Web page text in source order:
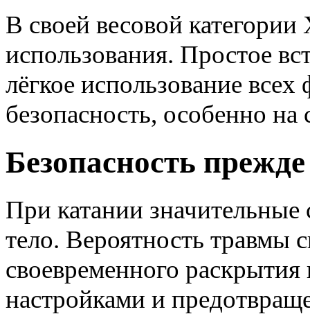
В своей весовой
использования. Простое
лёгкое использование
безопасность, особенно
Безопасность прежде
При катании
тело. Вероятность травмы
своевременного раскрытия
настройками и